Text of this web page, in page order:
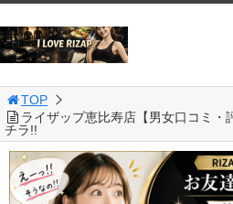
TOP
ライザップ恵比寿店【男女口コミ・
チラ!!